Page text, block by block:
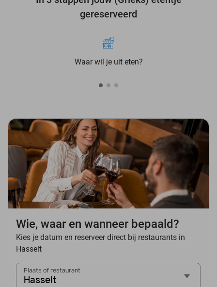
gereserveerd
Waar wil je uit eten?
Wie, waar en wanneer bepaald?
Kies je datum en reserveer direct bij restaurants in
Hasselt
Plaats of restaurant
Hasselt